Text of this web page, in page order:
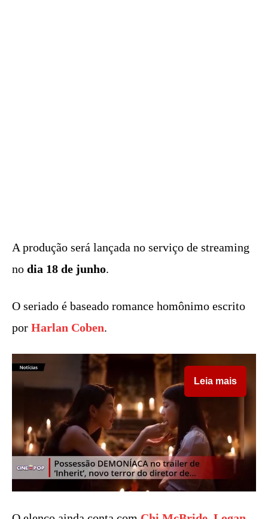
A produção será lançada no serviço de streaming
no dia 18 de junho.
O seriado é baseado romance homônimo escrito
por Harlan Coben.
Leia mais